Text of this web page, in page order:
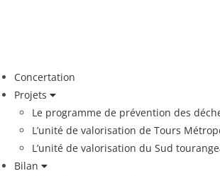
Concertation
Projets
Le programme de prévention des
L’unité de valorisation de Tours
L’unité de valorisation du Sud
Bilan